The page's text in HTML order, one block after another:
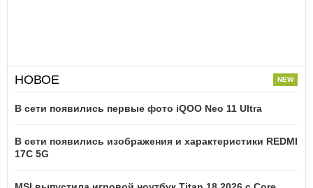
НОВОЕ
В сети появились первые фото iQOO Neo 11 Ultra
В сети появились изображения и характеристики REDMI
17C 5G